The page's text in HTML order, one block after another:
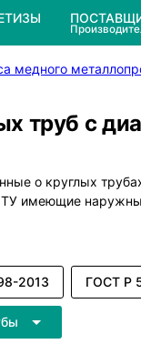
медного
труб с
о круглых
ТУ имеющие
2013 ГОСТ Р